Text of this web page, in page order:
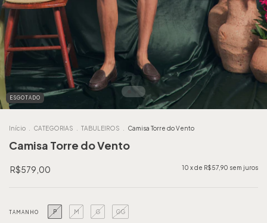
ESGOTADO
Início CATEGORIAS TABULEIROS Camisa Torre do Vento
Camisa Torre do Vento
R$579,00 10 x de R$57,90 sem juros
TAMANHO P M G GG